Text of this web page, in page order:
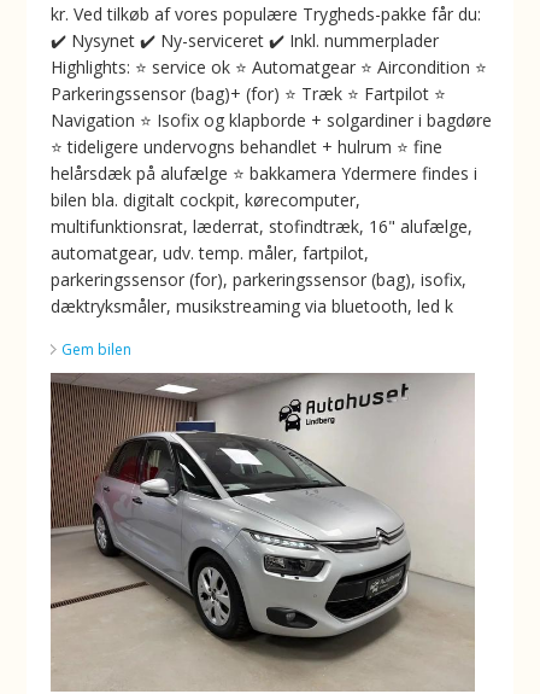
kr. Ved tilkøb af vores populære Trygheds-pakke får du:
✔️ Nysynet ✔️ Ny-serviceret ✔️ Inkl. nummerplader
Highlights: ⭐️ service ok ⭐️ Automatgear ⭐️ Aircondition ⭐️
Parkeringssensor (bag)+ (for) ⭐️ Træk ⭐️ Fartpilot ⭐️
Navigation ⭐️ Isofix og klapborde + solgardiner i bagdøre
⭐️ tideligere undervogns behandlet + hulrum ⭐️ fine
helårsdæk på alufælge ⭐️ bakkamera Ydermere findes i
bilen bla. digitalt cockpit, kørecomputer,
multifunktionsrat, læderrat, stofindtræk, 16" alufælge,
automatgear, udv. temp. måler, fartpilot,
parkeringssensor (for), parkeringssensor (bag), isofix,
dæktryksmåler, musikstreaming via bluetooth, led k
Gem bilen